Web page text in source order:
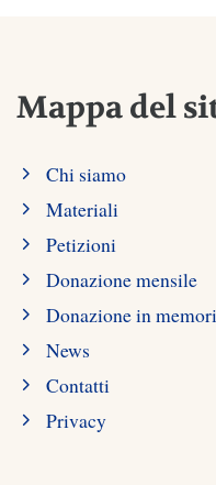
Mappa del
Chi siamo
Materiali
Petizioni
Donazione mensile
Donazione in
News
Contatti
Privacy